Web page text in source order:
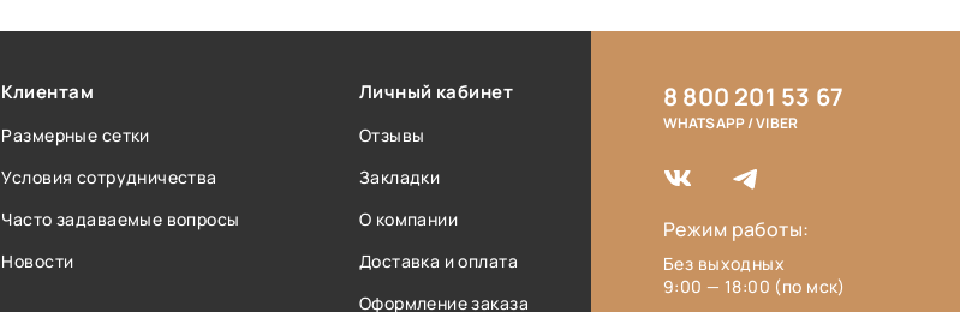
Клиентам
Размерные сетки
Условия сотрудничества
Часто задаваемые вопросы
Новости
Личный кабинет
Отзывы
Закладки
О компании
Доставка и оплата
Оформление заказа
8 800 201 53 67
WHATSAPP / VIBER
Режим работы:
Без выходных
9:00 — 18:00 (по мск)